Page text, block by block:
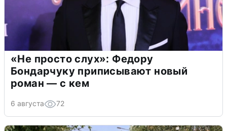
«Не просто слух»: Федору
Бондарчуку приписывают новый
роман — с кем
6 августа 72